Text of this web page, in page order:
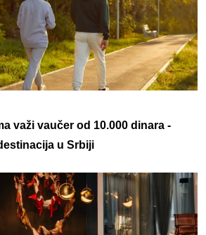
važi vaučer od 10.000 dinara -
u Srbiji